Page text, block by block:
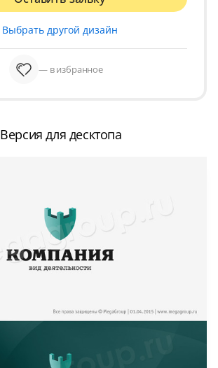
Выбрать другой дизайн
— в избранное
Версия для десктопа